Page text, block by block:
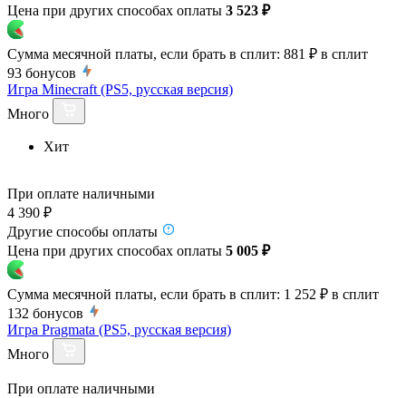
Цена при других способах оплаты 3 523 ₽
Сумма месячной платы, если брать в сплит: 881 ₽ в сплит
93 бонусов
Игра Minecraft (PS5, русская версия)
Много
Хит
При оплате наличными
4 390 ₽
Другие способы оплаты
Цена при других способах оплаты 5 005 ₽
Сумма месячной платы, если брать в сплит: 1 252 ₽ в сплит
132 бонусов
Игра Pragmata (PS5, русская версия)
Много
При оплате наличными